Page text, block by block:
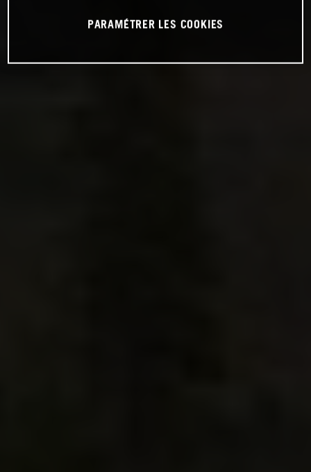
PARAMÉTRER LES COOKIES